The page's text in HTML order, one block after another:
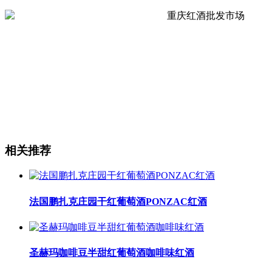
相关推荐
法国鹏扎克庄园干红葡萄酒PONZAC红酒
圣赫玛咖啡豆半甜红葡萄酒咖啡味红酒